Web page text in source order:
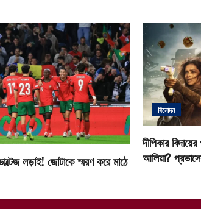
লড়াই! জোটাকে স্মরণ করে মাঠে
বিনোদন
দীপিকার
আলিয়া?